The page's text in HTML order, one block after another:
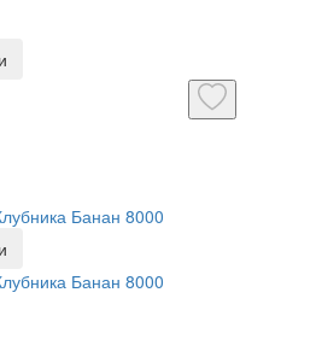
Банан 8000
Банан 8000